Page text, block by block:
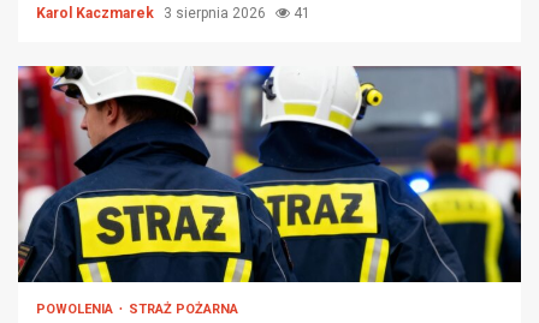
Karol Kaczmarek 3 sierpnia 2026 41
POWOLENIA STRAŻ POŻARNA